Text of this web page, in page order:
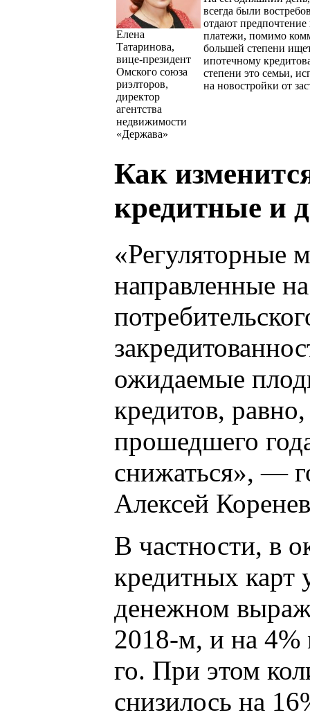
Елена
Татаринова,
вице-президент
Омского союза
риэлторов,
директор
агентства
недвижимости
«Держава»
всегда были
отдают
платежи, помимо
большей степени
ипотечному
степени это семьи,
на новостройки от
Как
кредитные и
«Регуляторные
направленные
ожидаемые
кредитов,
прошедшего
снижаться», —
Алексей
В частности, в
кредитных карт
денежном
2018-м, и на 4%
го. При этом
снизилось на